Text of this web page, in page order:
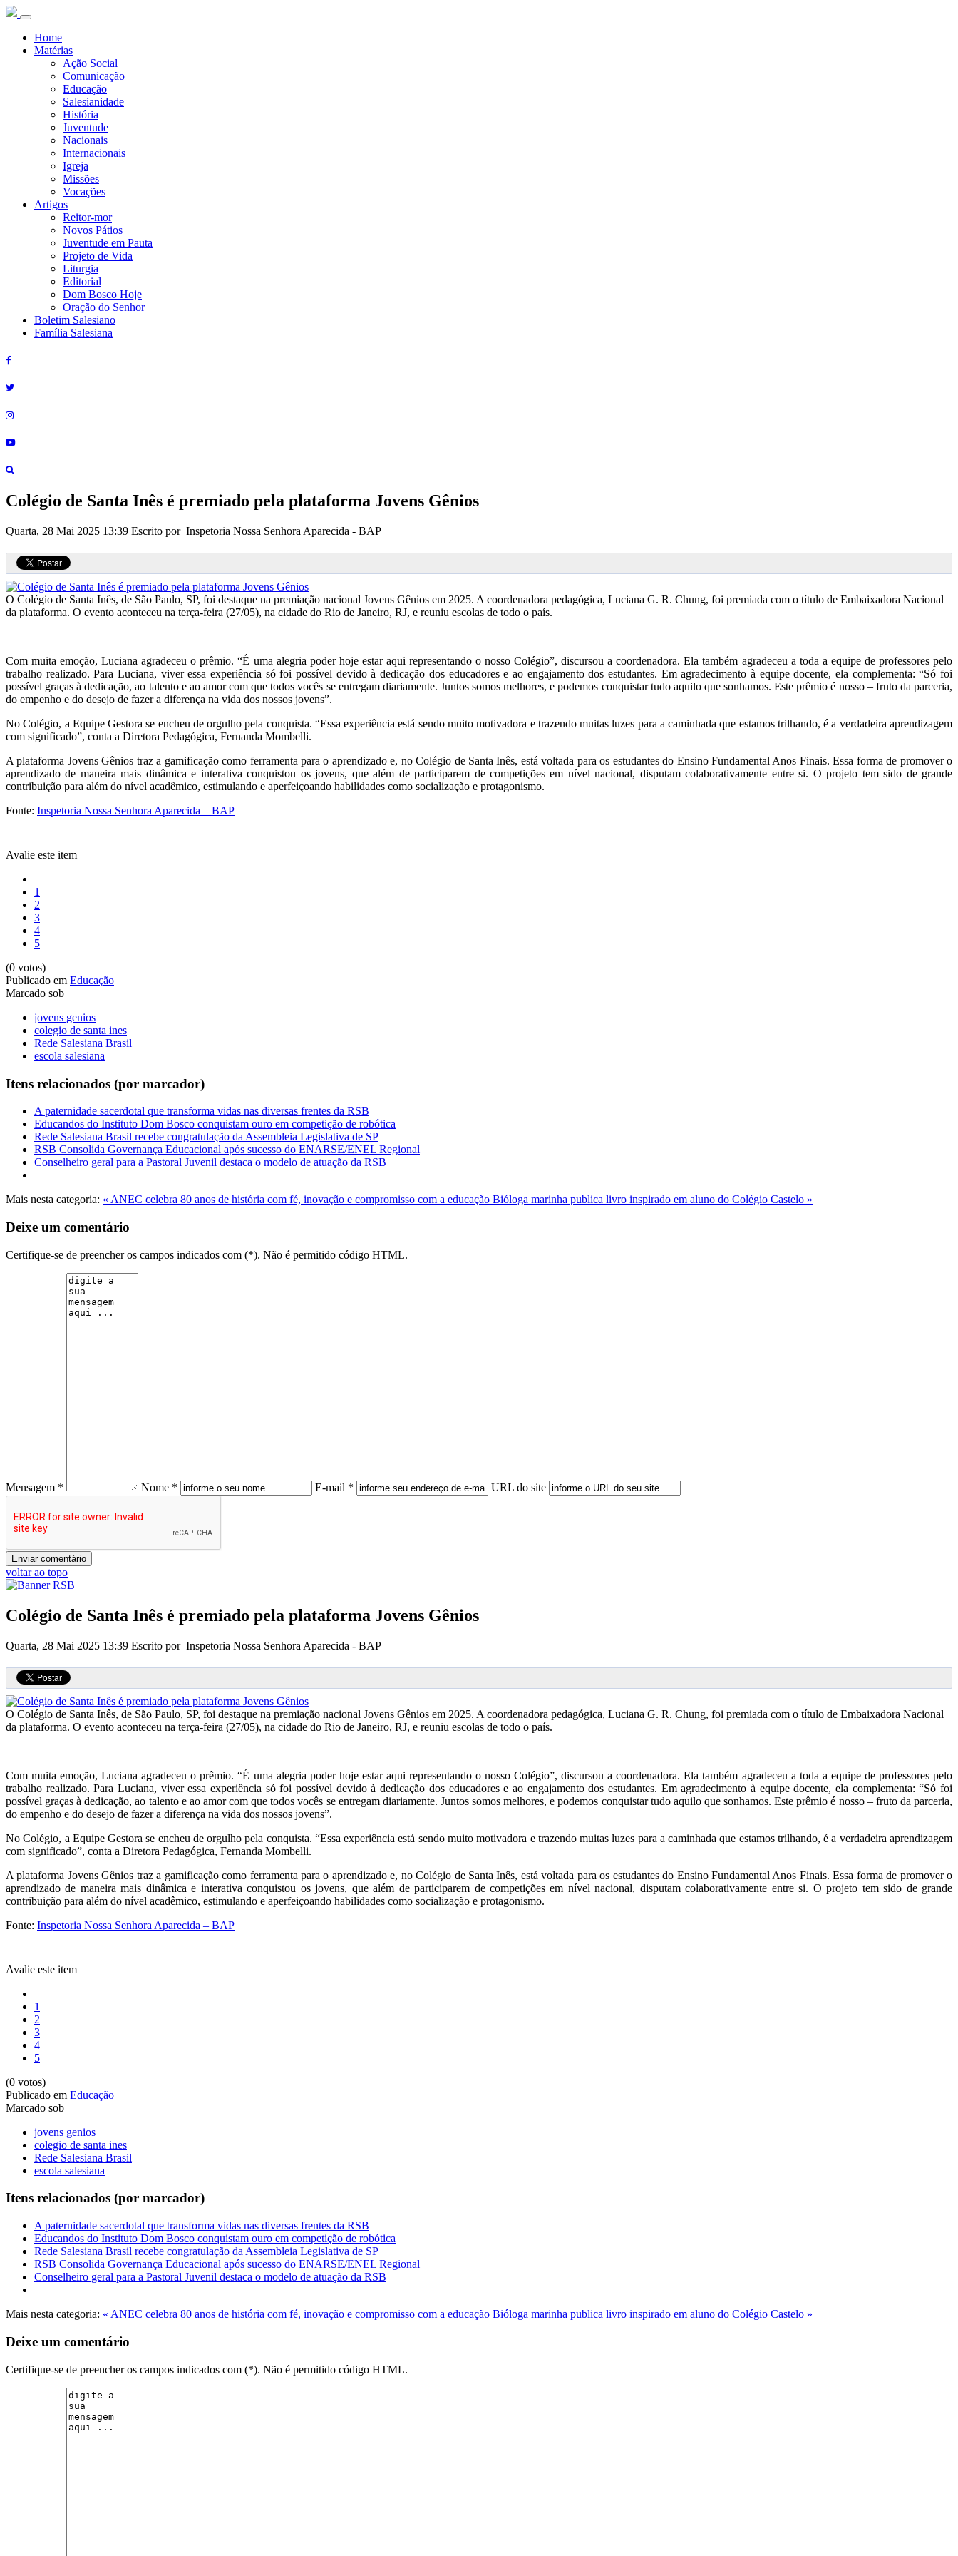
Home
Matérias
Ação Social
Comunicação
Educação
Salesianidade
História
Juventude
Nacionais
Internacionais
Igreja
Missões
Vocações
Artigos
Reitor-mor
Novos Pátios
Juventude em Pauta
Projeto de Vida
Liturgia
Editorial
Dom Bosco Hoje
Oração do Senhor
Boletim Salesiano
Família Salesiana
Colégio de Santa Inês é premiado pela plataforma Jovens Gênios
Quarta, 28 Mai 2025 13:39 Escrito por Inspetoria Nossa Senhora Aparecida - BAP
O Colégio de Santa Inês, de São Paulo, SP, foi destaque na premiação nacional Jovens Gênios em 2025. A coordenadora pedagógica, Luciana G. R. Chung, foi premiada com o título de Embaixadora Nacional
da plataforma. O evento aconteceu na terça-feira (27/05), na cidade do Rio de Janeiro, RJ, e reuniu escolas de todo o país.
Com muita emoção, Luciana agradeceu o prêmio. “É uma alegria poder hoje estar aqui representando o nosso Colégio”, discursou a coordenadora. Ela também agradeceu a toda a equipe de professores pelo
trabalho realizado. Para Luciana, viver essa experiência só foi possível devido à dedicação dos educadores e ao engajamento dos estudantes. Em agradecimento à equipe docente, ela complementa: “Só foi
possível graças à dedicação, ao talento e ao amor com que todos vocês se entregam diariamente. Juntos somos melhores, e podemos conquistar tudo aquilo que sonhamos. Este prêmio é nosso – fruto da parceria,
do empenho e do desejo de fazer a diferença na vida dos nossos jovens”.
No Colégio, a Equipe Gestora se encheu de orgulho pela conquista. “Essa experiência está sendo muito motivadora e trazendo muitas luzes para a caminhada que estamos trilhando, é a verdadeira aprendizagem
com significado”, conta a Diretora Pedagógica, Fernanda Mombelli.
A plataforma Jovens Gênios traz a gamificação como ferramenta para o aprendizado e, no Colégio de Santa Inês, está voltada para os estudantes do Ensino Fundamental Anos Finais. Essa forma de promover o
aprendizado de maneira mais dinâmica e interativa conquistou os jovens, que além de participarem de competições em nível nacional, disputam colaborativamente entre si. O projeto tem sido de grande
contribuição para além do nível acadêmico, estimulando e aperfeiçoando habilidades como socialização e protagonismo.
Fonte: Inspetoria Nossa Senhora Aparecida – BAP
Avalie este item
1
2
3
4
5
(0 votos)
Publicado em Educação
Marcado sob
jovens genios
colegio de santa ines
Rede Salesiana Brasil
escola salesiana
Itens relacionados (por marcador)
A paternidade sacerdotal que transforma vidas nas diversas frentes da RSB
Educandos do Instituto Dom Bosco conquistam ouro em competição de robótica
Rede Salesiana Brasil recebe congratulação da Assembleia Legislativa de SP
RSB Consolida Governança Educacional após sucesso do ENARSE/ENEL Regional
Conselheiro geral para a Pastoral Juvenil destaca o modelo de atuação da RSB
Mais nesta categoria: « ANEC celebra 80 anos de história com fé, inovação e compromisso com a educação Bióloga marinha publica livro inspirado em aluno do Colégio Castelo »
Deixe um comentário
Certifique-se de preencher os campos indicados com (*). Não é permitido código HTML.
Mensagem * Nome * E-mail * URL do site
voltar ao topo
Colégio de Santa Inês é premiado pela plataforma Jovens Gênios
Quarta, 28 Mai 2025 13:39 Escrito por Inspetoria Nossa Senhora Aparecida - BAP
O Colégio de Santa Inês, de São Paulo, SP, foi destaque na premiação nacional Jovens Gênios em 2025. A coordenadora pedagógica, Luciana G. R. Chung, foi premiada com o título de Embaixadora Nacional
da plataforma. O evento aconteceu na terça-feira (27/05), na cidade do Rio de Janeiro, RJ, e reuniu escolas de todo o país.
Com muita emoção, Luciana agradeceu o prêmio. “É uma alegria poder hoje estar aqui representando o nosso Colégio”, discursou a coordenadora. Ela também agradeceu a toda a equipe de professores pelo
trabalho realizado. Para Luciana, viver essa experiência só foi possível devido à dedicação dos educadores e ao engajamento dos estudantes. Em agradecimento à equipe docente, ela complementa: “Só foi
possível graças à dedicação, ao talento e ao amor com que todos vocês se entregam diariamente. Juntos somos melhores, e podemos conquistar tudo aquilo que sonhamos. Este prêmio é nosso – fruto da parceria,
do empenho e do desejo de fazer a diferença na vida dos nossos jovens”.
No Colégio, a Equipe Gestora se encheu de orgulho pela conquista. “Essa experiência está sendo muito motivadora e trazendo muitas luzes para a caminhada que estamos trilhando, é a verdadeira aprendizagem
com significado”, conta a Diretora Pedagógica, Fernanda Mombelli.
A plataforma Jovens Gênios traz a gamificação como ferramenta para o aprendizado e, no Colégio de Santa Inês, está voltada para os estudantes do Ensino Fundamental Anos Finais. Essa forma de promover o
aprendizado de maneira mais dinâmica e interativa conquistou os jovens, que além de participarem de competições em nível nacional, disputam colaborativamente entre si. O projeto tem sido de grande
contribuição para além do nível acadêmico, estimulando e aperfeiçoando habilidades como socialização e protagonismo.
Fonte: Inspetoria Nossa Senhora Aparecida – BAP
Avalie este item
1
2
3
4
5
(0 votos)
Publicado em Educação
Marcado sob
jovens genios
colegio de santa ines
Rede Salesiana Brasil
escola salesiana
Itens relacionados (por marcador)
A paternidade sacerdotal que transforma vidas nas diversas frentes da RSB
Educandos do Instituto Dom Bosco conquistam ouro em competição de robótica
Rede Salesiana Brasil recebe congratulação da Assembleia Legislativa de SP
RSB Consolida Governança Educacional após sucesso do ENARSE/ENEL Regional
Conselheiro geral para a Pastoral Juvenil destaca o modelo de atuação da RSB
Mais nesta categoria: « ANEC celebra 80 anos de história com fé, inovação e compromisso com a educação Bióloga marinha publica livro inspirado em aluno do Colégio Castelo »
Deixe um comentário
Certifique-se de preencher os campos indicados com (*). Não é permitido código HTML.